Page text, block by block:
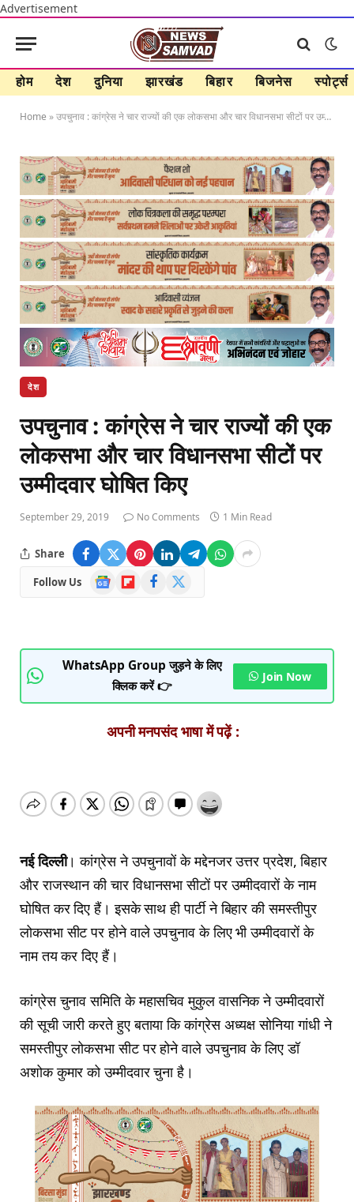
Advertisement
होम देश दुनिया झारखंड बिहार बिजनेस स्पोर्ट्स
Home »उपचुनाव : कांग्रेस ने चार राज्यों की एक लोकसभा और चार विधानसभा सीटों पर उम्मीदवार घोषित किए
देश
उपचुनाव : कांग्रेस ने चार राज्यों की एक
लोकसभा और चार विधानसभा सीटों पर
उम्मीदवार घोषित किए
September 29, 2019 No Comments 1 Min Read
Share
Follow Us
Google
News
FlipboardFacebook
WhatsApp Group जुड़ने के लिए
क्लिक करें 👉
Join Now
अपनी मनपसंद भाषा में पढ़ें :
नई दिल्ली। कांग्रेस ने उपचुनावों के मद्देनजर उत्तर प्रदेश, बिहार
और राजस्थान की चार विधानसभा सीटों पर उम्मीदवारों के नाम
घोषित कर दिए हैं। इसके साथ ही पार्टी ने बिहार की समस्तीपुर
लोकसभा सीट पर होने वाले उपचुनाव के लिए भी उम्मीदवारों के
नाम तय कर दिए हैं।
कांग्रेस चुनाव समिति के महासचिव मुकुल वासनिक ने उम्मीदवारों
की सूची जारी करते हुए बताया कि कांग्रेस अध्यक्ष सोनिया गांधी ने
समस्तीपुर लोकसभा सीट पर होने वाले उपचुनाव के लिए डॉ
अशोक कुमार को उम्मीदवार चुना है।